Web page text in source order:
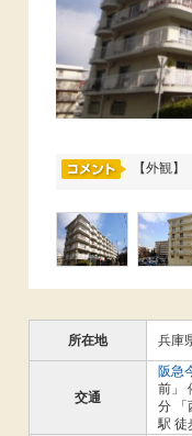
【外観】
所在地 兵庫
交通
阪急
前」
分 「
駅 徒